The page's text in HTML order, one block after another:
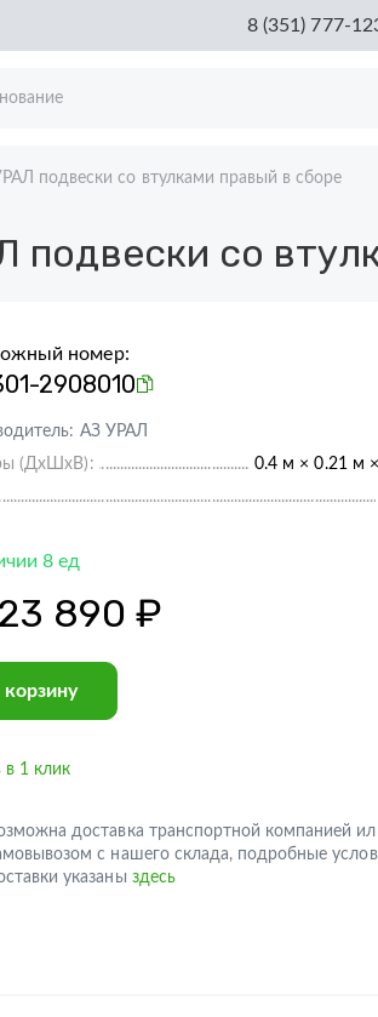
8 (351) 777-
подвески со втулками правый в сборе
подвески со
номер:
2908010
АЗ УРАЛ
(ДхШхВ):
0.4 м × 0.21 м
8 ед
23 890 ₽
корзину
в 1 клик
доставка транспортной компанией
с нашего склада, подробные
указаны здесь